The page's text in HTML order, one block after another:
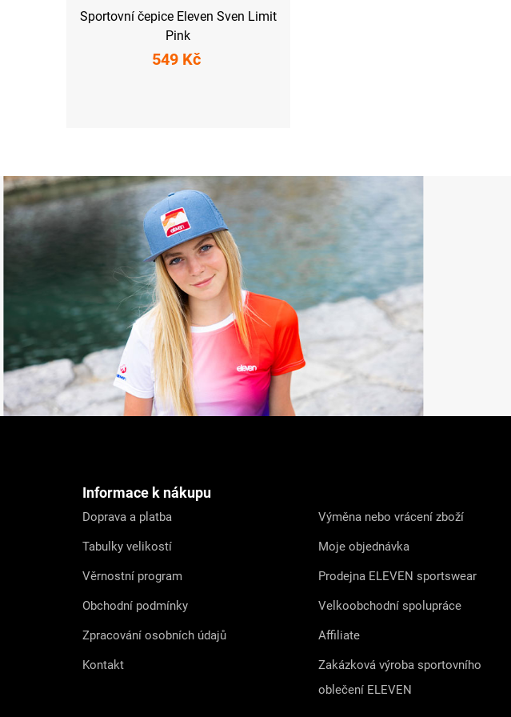
Sportovní čepice Eleven Sven Limit
Pink
549 Kč
Informace k nákupu
Doprava a platba
Tabulky velikostí
Věrnostní program
Obchodní podmínky
Zpracování osobních údajů
Kontakt
Výměna nebo vrácení zboží
Moje objednávka
Prodejna ELEVEN sportswear
Velkoobchodní spolupráce
Affiliate
Zakázková výroba sportovního
oblečení ELEVEN